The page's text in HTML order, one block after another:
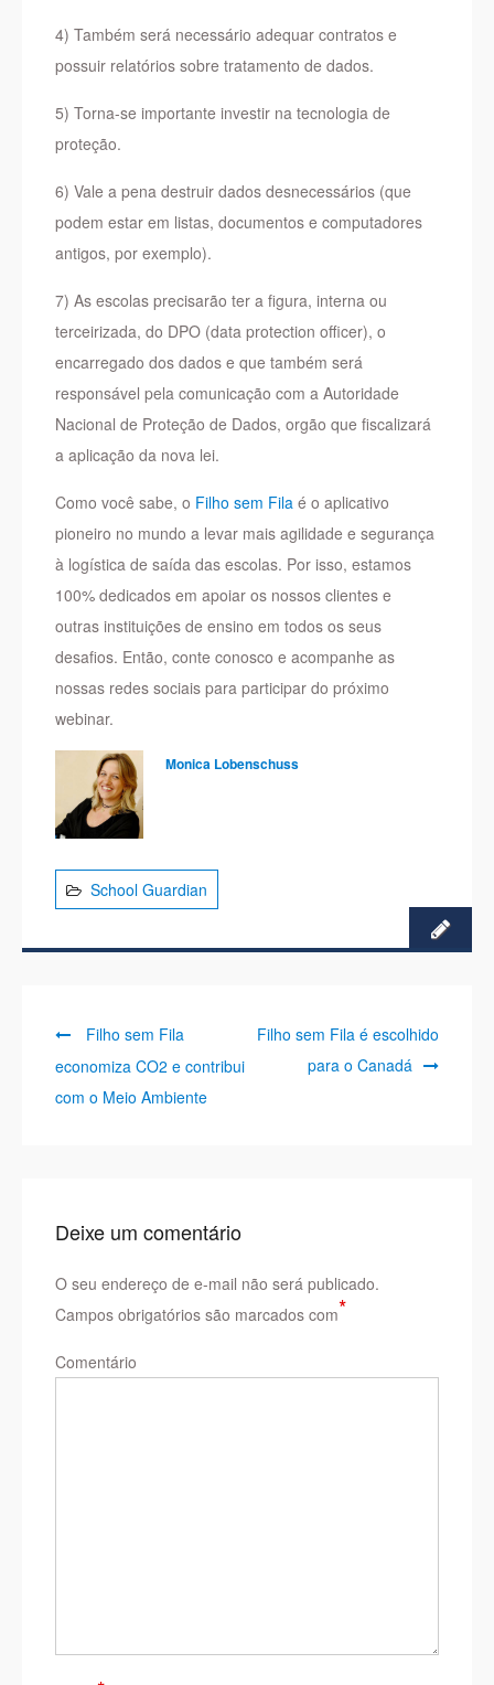
4) Também será necessário adequar contratos e
possuir relatórios sobre tratamento de dados.
5) Torna-se importante investir na tecnologia de
proteção.
6) Vale a pena destruir dados desnecessários (que
podem estar em listas, documentos e computadores
antigos, por exemplo).
7) As escolas precisarão ter a figura, interna ou
terceirizada, do DPO (data protection officer), o
encarregado dos dados e que também será
responsável pela comunicação com a Autoridade
Nacional de Proteção de Dados, orgão que fiscalizará
a aplicação da nova lei.
Como você sabe, o Filho sem Fila é o aplicativo
pioneiro no mundo a levar mais agilidade e segurança
à logística de saída das escolas. Por isso, estamos
100% dedicados em apoiar os nossos clientes e
outras instituições de ensino em todos os seus
desafios. Então, conte conosco e acompanhe as
nossas redes sociais para participar do próximo
webinar.
Monica Lobenschuss
School Guardian
Navegação
de
Previous
post:
Filho sem Fila
economiza CO2 e contribui
com o Meio Ambiente
Next
Filho sem Fila é escolhido
para o Canadá
Deixe um comentário
O seu endereço de e-mail não será publicado.
Campos obrigatórios são marcados com*
Comentário